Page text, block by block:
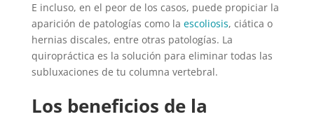
E incluso, en el peor de los casos, puede propiciar la
aparición de patologías como la escoliosis, ciática o
hernias discales, entre otras patologías. La
quiropráctica es la solución para eliminar todas las
subluxaciones de tu columna vertebral.
Los beneficios de la